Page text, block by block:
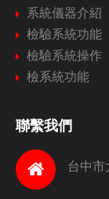
系統儀器介紹
檢驗系統功能
檢驗系統操作
檢系統功能
聯繫我們
台中市